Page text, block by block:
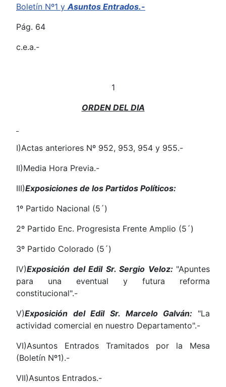
Boletín Nº1 y Asuntos Entrados.-
Pág. 64
c.e.a.-
1
ORDEN DEL DIA
I)Actas anteriores Nº 952, 953, 954 y 955.-
II)Media Hora Previa.-
III)Exposiciones de los Partidos Políticos:
1º Partido Nacional (5´)
2º Partido Enc. Progresista Frente Amplio (5´)
3º Partido Colorado (5´)
IV)Exposición del Edil Sr. Sergio Veloz: "Apuntes
para una eventual y futura reforma
constitucional".-
V)Exposición del Edil Sr. Marcelo Galván: "La
actividad comercial en nuestro Departamento".-
VI)Asuntos Entrados Tramitados por la Mesa
(Boletín Nº1).-
VII)Asuntos Entrados.-